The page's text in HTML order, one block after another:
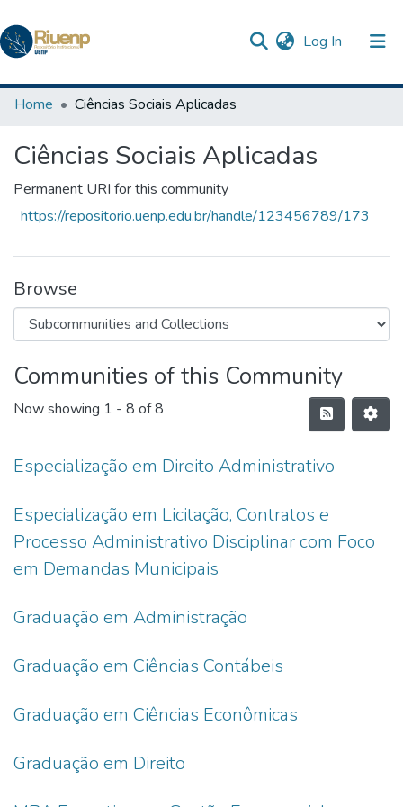
Log In (current)
Communities & Collections
The Repository
Home Ciências Sociais Aplicadas
Ciências Sociais Aplicadas
Permanent URI for this community
https://repositorio.uenp.edu.br/handle/123456789/173
Browse
Communities of this Community
Now showing 1 - 8 of 8
Especialização em Direito Administrativo
Especialização em Licitação, Contratos e
Processo Administrativo Disciplinar com Foco
em Demandas Municipais
Graduação em Administração
Graduação em Ciências Contábeis
Graduação em Ciências Econômicas
Graduação em Direito